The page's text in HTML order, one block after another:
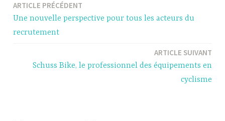
Navigation
ARTICLE PRÉCÉDENT
Une nouvelle perspective pour tous les acteurs du
recrutement
ARTICLE SUIVANT
Schuss Bike, le professionnel des équipements en
cyclisme